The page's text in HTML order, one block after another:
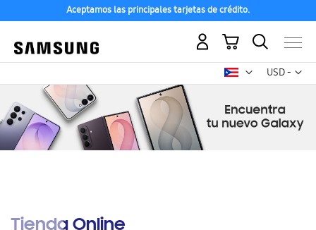
Aceptamos las principales tarjetas de crédito.
USD -
dólar
Mi carrito
Tienda Online